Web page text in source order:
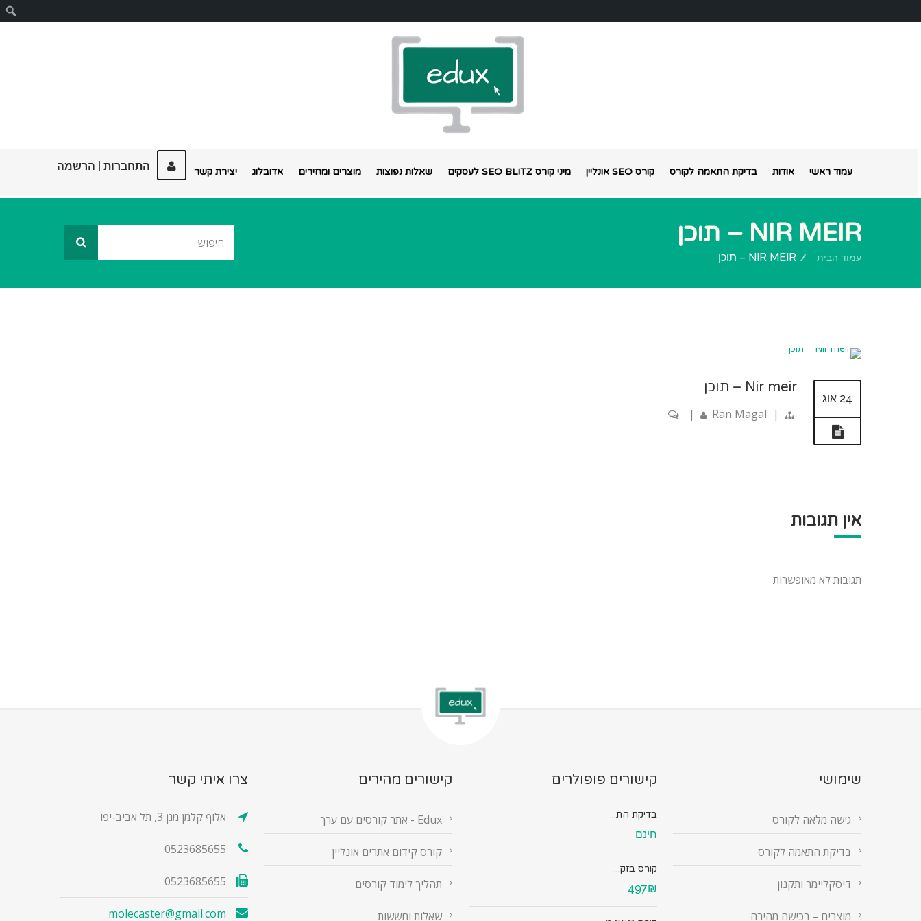
עמוד ראשי אודות בדיקת התאמה לקורס קורס SEO אונליין מיני קורס SEO BLITZ לעסקים שאלות נפוצות מוצרים ומחירים אדובלוג יצירת קשר התחברות הרשמה
NIR MEIR – תוכן
עמוד הבית NIR MEIR – תוכן
24 אוג
Nir meir – תוכן
Ran Magal |
|
אין תגובות
תגובות לא מאופשרות
שימושי
גישה מלאה לקורס
בדיקת התאמה לקורס
דיסקליימר ותקנון
מוצרים – רכישה מהירה
קישורים פופולרים
בדיקת הת...
חינם
קורס בזק...
497₪
קישורים מהירים
Edux - אתר קורסים עם ערך
קורס קידום אתרים אונליין
תהליך לימוד קורסים
שאלות וחששות
צרו איתי קשר
אלוף קלמן מגן 3, תל אביב-יפו
0523685655
0523685655
molecaster@gmail.com